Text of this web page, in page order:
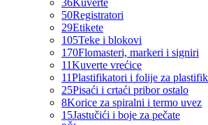
36Kuverte
50Registratori
29Etikete
105Teke i blokovi
170Flomasteri, markeri i signiri
11Kuverte vrećice
11Plastifikatori i folije za
25Pisaći i crtaći pribor ostalo
8Korice za spiralni i termo uvez
15Jastučići i boje za pečate